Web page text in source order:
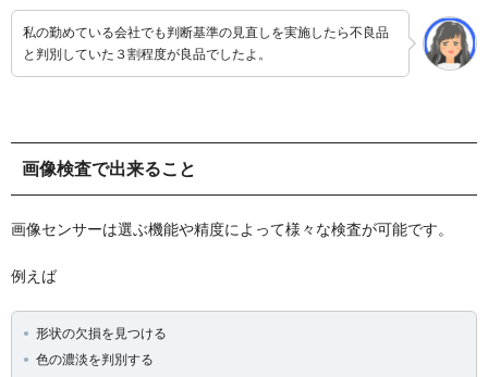
私の勤めている会社でも判断基準の見直しを実施したら不良品
と判別していた３割程度が良品でしたよ。
画像検査で出来ること
画像センサーは選ぶ機能や精度によって様々な検査が可能です。
例えば
形状の欠損を見つける
色の濃淡を判別する